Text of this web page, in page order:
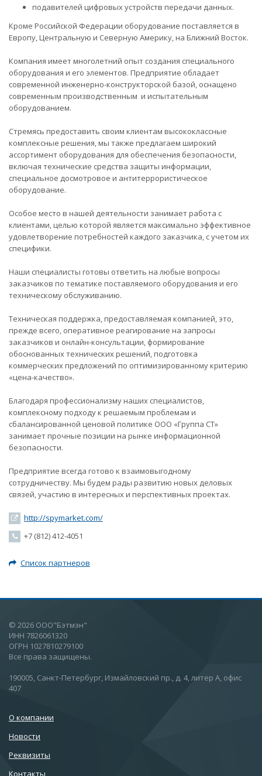
подавителей цифровых устройств передачи данных.
Кроме Российской Федерации оборудование поставляется в
Европу, Центральную и Северную Америку, на Ближний Восток.
Компания имеет многолетний опыт создания специального
оборудования и его элементов. Предприятие обладает
современной инженерно-конструкторской базой, оснащено
современным производственным и испытательным
оборудованием.
Стремясь предоставить своим клиентам высококлассные
комплексные решения, мы также предлагаем широкий
ассортимент оборудования для обеспечения безопасности,
включая технические средства защиты информации,
специальное досмотровое и антитеррористическое
оборудование.
Особое место в нашей деятельности занимает работа с
клиентами, целью которой является максимально эффективное
удовлетворение потребностей каждого заказчика, с учетом их
специфики.
Наши специалисты готовы ответить на любые вопросы
заказчиков по тематике поставляемого оборудования и его
техническому обслуживанию.
Техническая поддержка, предоставляемая компанией, это,
прежде всего, оперативное реагирование на запросы
заказчиков и онлайн-консультации, формирование
обоснованных технических решений, подготовка
коммерческих предложений по оптимизированному критерию
«цена-качество».
Благодаря профессионализму наших специалистов,
комплексному подходу к решаемым проблемам и
сбалансированной ценовой политике ООО «Группа СТ»
занимает прочные позиции на рынке информационной
безопасности.
Предприятие всегда готово к взаимовыгодному
сотрудничеству. Мы будем рады развитию новых деловых
связей, участию в интересных и перспективных проектах.
http://spymarket.com/
+7 (812) 412-4051
Список партнеров
© 2026 ООО"Бэтмэн"
ИНН 7826061320
ОГРН 1027810279100
Все права защищены.
190005, Санкт-Петербург, Измайловский пр., д. 4, литер А, офис
407
О компании
Новости
Реквизиты
Контакты